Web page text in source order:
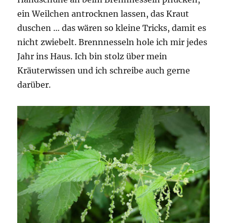
ein Weilchen antrocknen lassen, das Kraut
duschen … das wären so kleine Tricks, damit es
nicht zwiebelt. Brennnesseln hole ich mir jedes
Jahr ins Haus. Ich bin stolz über mein
Kräuterwissen und ich schreibe auch gerne
darüber.